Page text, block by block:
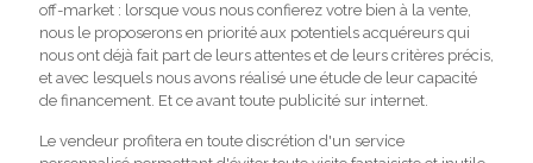
off-market : lorsque vous nous confierez votre bien à la vente,
nous le proposerons en priorité aux potentiels acquéreurs qui
nous ont déjà fait part de leurs attentes et de leurs critères précis,
et avec lesquels nous avons réalisé une étude de leur capacité
de financement. Et ce avant toute publicité sur internet.
Le vendeur profitera en toute discrétion d'un service